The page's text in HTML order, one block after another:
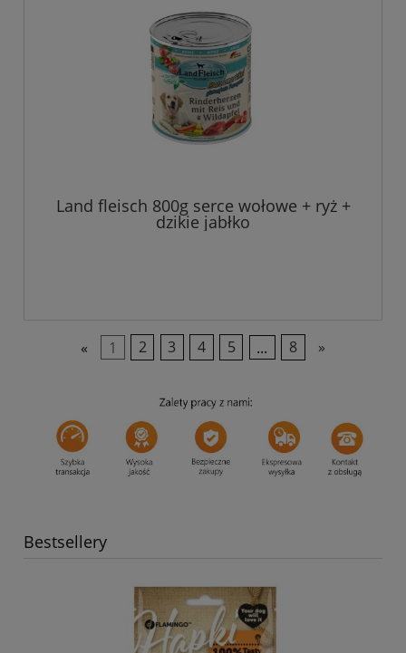
Land fleisch 800g serce wołowe + ryż +
dzikie jabłko
« 1 2 3 4 5 ... 8 »
Bestsellery